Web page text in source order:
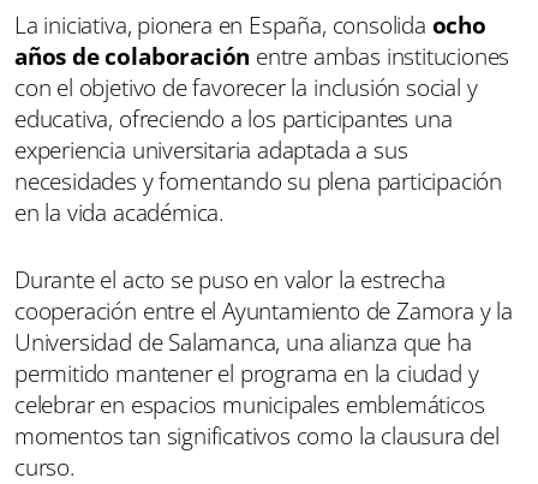
La iniciativa, pionera en España, consolida ocho
años de colaboración entre ambas instituciones
con el objetivo de favorecer la inclusión social y
educativa, ofreciendo a los participantes una
experiencia universitaria adaptada a sus
necesidades y fomentando su plena participación
en la vida académica.
Durante el acto se puso en valor la estrecha
cooperación entre el Ayuntamiento de Zamora y la
Universidad de Salamanca, una alianza que ha
permitido mantener el programa en la ciudad y
celebrar en espacios municipales emblemáticos
momentos tan significativos como la clausura del
curso.